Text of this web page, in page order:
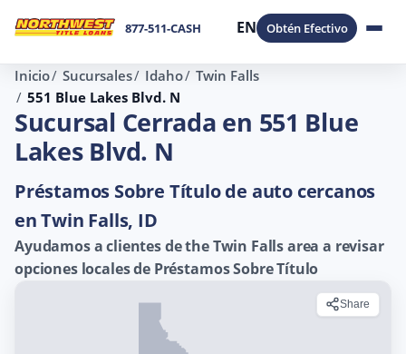
877-511-CASH EN Obtén Efectivo
Inicio Sucursales Idaho
Twin Falls
551 Blue Lakes Blvd. N
Sucursal Cerrada en 551 Blue
Lakes Blvd. N
Préstamos Sobre Título de auto cercanos
en Twin Falls, ID
Ayudamos a clientes de the Twin Falls area a revisar
opciones locales de Préstamos Sobre Título
Share